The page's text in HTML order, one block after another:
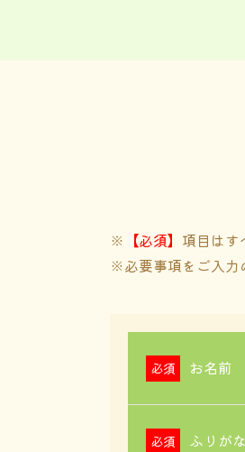
※ 【必須】 項目はす
※必要事項をご入力
お名前
ふりがな